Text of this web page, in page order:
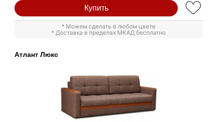
Купить
* Можем сделать в любом цвете
* Доставка в пределах МКАД бесплатно
Атлант Люкс